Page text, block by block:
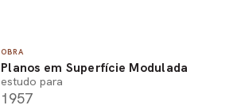
OBRA
Planos em Superfície Modulada
estudo para
1957